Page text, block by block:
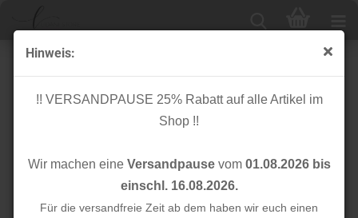
Hinweis:
!! VERSANDPAUSE 25% Rabatt auf alle Artikel im
Shop !!
Wir machen eine Versandpausevom 01.08.2026 bis
einschl. 16.08.2026.
Für die versandfreie Zeit ab dem haben wir euch einen
Bio Flachkordel - Twist Me - Flat - 3,5 cm - Col.13 -
Albstoffe - Hamburger Liebe